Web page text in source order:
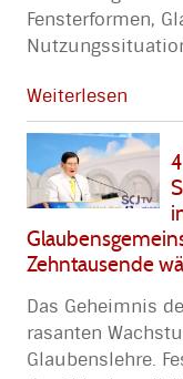
Fensterformen,
Weiterlesen
Zehntausende
Das Geheimnis
rasanten
Glaubenslehre.